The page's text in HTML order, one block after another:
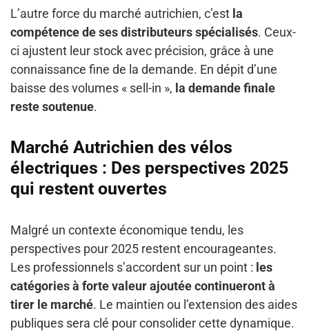
L’autre force du marché autrichien, c’est la
compétence de ses distributeurs spécialisés. Ceux-
ci ajustent leur stock avec précision, grâce à une
connaissance fine de la demande. En dépit d’une
baisse des volumes « sell-in », la demande finale
reste soutenue.
Marché Autrichien des vélos
électriques : Des perspectives 2025
qui restent ouvertes
Malgré un contexte économique tendu, les
perspectives pour 2025 restent encourageantes.
Les professionnels s’accordent sur un point : les
catégories à forte valeur ajoutée continueront à
tirer le marché. Le maintien ou l’extension des aides
publiques sera clé pour consolider cette dynamique.